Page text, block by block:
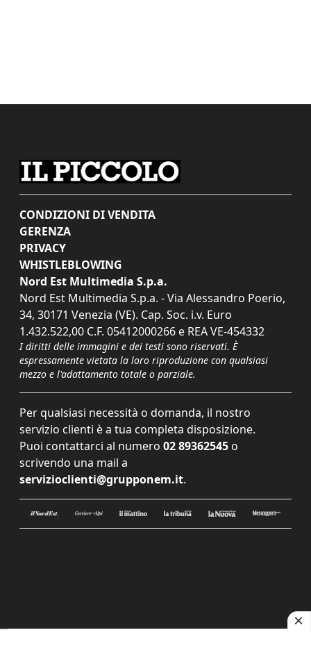
CONDIZIONI DI VENDITA
GERENZA
PRIVACY
WHISTLEBLOWING
Nord Est Multimedia S.p.a.
Nord Est Multimedia S.p.a. - Via Alessandro Poerio,
34, 30171 Venezia (VE). Cap. Soc. i.v. Euro
1.432.522,00 C.F. 05412000266 e REA VE-454332
I diritti delle immagini e dei testi sono riservati. È
espressamente vietata la loro riproduzione con qualsiasi
mezzo e l'adattamento totale o parziale.
Per qualsiasi necessità o domanda, il nostro
servizio clienti è a tua completa disposizione.
Puoi contattarci al numero 02 89362545 o
scrivendo una mail a
servizioclienti@grupponem.it.